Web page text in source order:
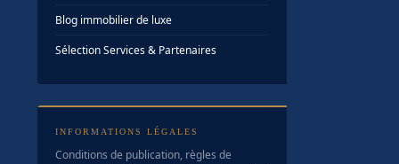
Blog immobilier de luxe
Sélection Services & Partenaires
INFORMATIONS LÉGALES
Conditions de publication, règles de